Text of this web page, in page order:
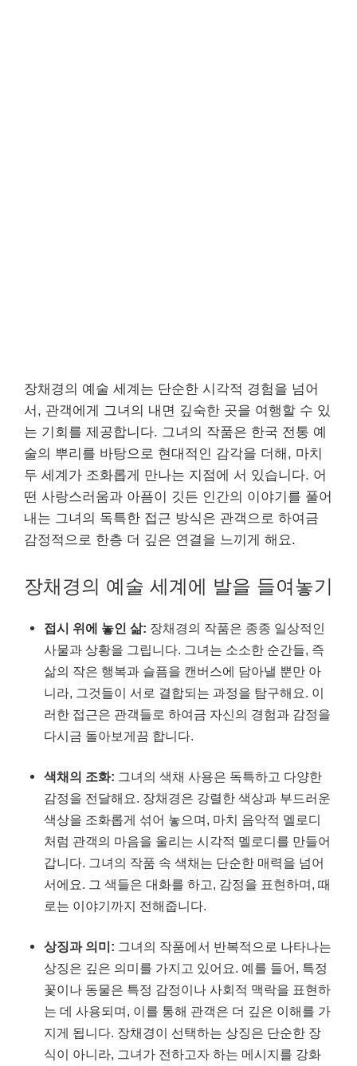
장채경의 예술 세계는 단순한 시각적 경험을 넘어
서, 관객에게 그녀의 내면 깊숙한 곳을 여행할 수 있
는 기회를 제공합니다. 그녀의 작품은 한국 전통 예
술의 뿌리를 바탕으로 현대적인 감각을 더해, 마치
두 세계가 조화롭게 만나는 지점에 서 있습니다. 어
떤 사랑스러움과 아픔이 깃든 인간의 이야기를 풀어
내는 그녀의 독특한 접근 방식은 관객으로 하여금
감정적으로 한층 더 깊은 연결을 느끼게 해요.
장채경의 예술 세계에 발을 들여놓기
접시 위에 놓인 삶: 장채경의 작품은 종종 일상적인
사물과 상황을 그립니다. 그녀는 소소한 순간들, 즉
삶의 작은 행복과 슬픔을 캔버스에 담아낼 뿐만 아
니라, 그것들이 서로 결합되는 과정을 탐구해요. 이
러한 접근은 관객들로 하여금 자신의 경험과 감정을
다시금 돌아보게끔 합니다.
색채의 조화: 그녀의 색채 사용은 독특하고 다양한
감정을 전달해요. 장채경은 강렬한 색상과 부드러운
색상을 조화롭게 섞어 놓으며, 마치 음악적 멜로디
처럼 관객의 마음을 울리는 시각적 멜로디를 만들어
갑니다. 그녀의 작품 속 색채는 단순한 매력을 넘어
서에요. 그 색들은 대화를 하고, 감정을 표현하며, 때
로는 이야기까지 전해줍니다.
상징과 의미: 그녀의 작품에서 반복적으로 나타나는
상징은 깊은 의미를 가지고 있어요. 예를 들어, 특정
꽃이나 동물은 특정 감정이나 사회적 맥락을 표현하
는 데 사용되며, 이를 통해 관객은 더 깊은 이해를 가
지게 됩니다. 장채경이 선택하는 상징은 단순한 장
식이 아니라, 그녀가 전하고자 하는 메시지를 강화